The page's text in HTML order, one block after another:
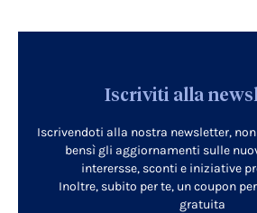
Iscriviti alla
Iscrivendoti alla nostra newsletter,
bensì gli aggiornamenti sulle
interersse, sconti e iniziative
Inoltre, subito per te, un coupon
gratuita